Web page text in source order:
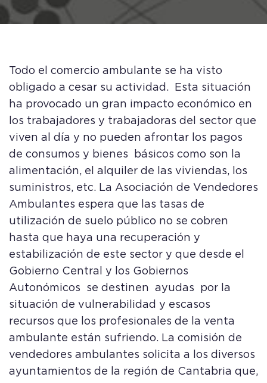
Todo el comercio ambulante se ha visto
obligado a cesar su actividad. Esta situación
ha provocado un gran impacto económico en
los trabajadores y trabajadoras del sector que
viven al día y no pueden afrontar los pagos
de consumos y bienes básicos como son la
alimentación, el alquiler de las viviendas, los
suministros, etc. La Asociación de Vendedores
Ambulantes espera que las tasas de
utilización de suelo público no se cobren
hasta que haya una recuperación y
estabilización de este sector y que desde el
Gobierno Central y los Gobiernos
Autonómicos se destinen ayudas por la
situación de vulnerabilidad y escasos
recursos que los profesionales de la venta
ambulante están sufriendo. La comisión de
vendedores ambulantes solicita a los diversos
ayuntamientos de la región de Cantabria que,